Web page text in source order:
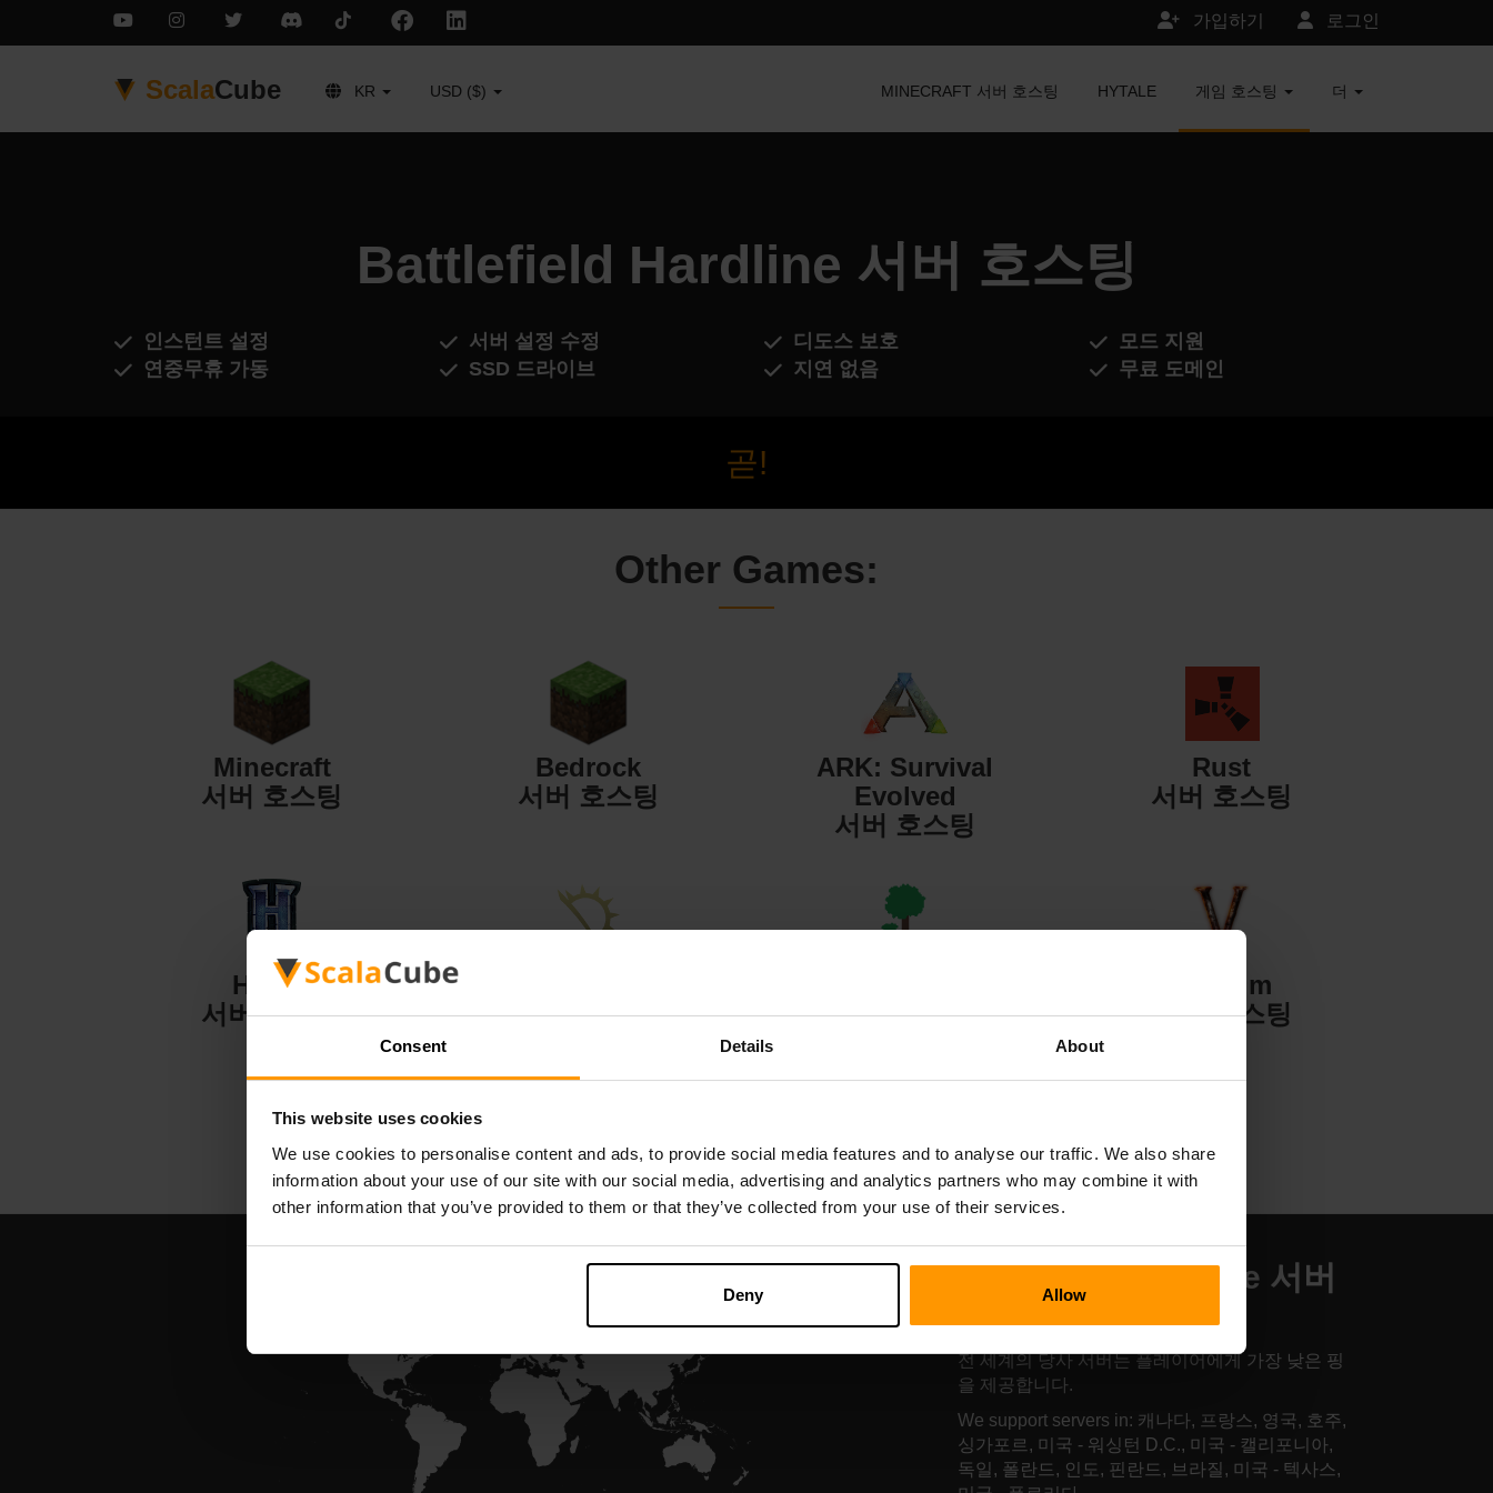
Consent Details About
This website uses cookies
We use cookies to personalise content and ads, to provide social media features and to analyse our traffic. We also share
information about your use of our site with our social media, advertising and analytics partners who may combine it with
other information that you’ve provided to them or that they’ve collected from your use of their services.
Deny Allow
로그인
가입하기
ScalaCube KR USD ($) MINECRAFT 서버 호스팅 HYTALE 게임 호스팅 더
Battlefield Hardline 서버 호스팅
인스턴트 설정
연중무휴 가동
서버 설정 수정
SSD 드라이브
디도스 보호
지연 없음
모드 지원
무료 도메인
곧!
Other Games:
Minecraft
서버 호스팅
Bedrock
서버 호스팅
ARK: Survival
Evolved
서버 호스팅
Rust
서버 호스팅
Hytale
서버 호스팅
서버 호스팅
서버 호스팅
Valheim
서버 호스팅
Battlefield Hardline 서버
호스팅 위치
전 세계의 당사 서버는 플레이어에게 가장 낮은 핑
을 제공합니다.
We support servers in: 캐나다, 프랑스, 영국, 호주,
싱가포르, 미국 - 워싱턴 D.C., 미국 - 캘리포니아,
독일, 폴란드, 인도, 핀란드, 브라질, 미국 - 텍사스,